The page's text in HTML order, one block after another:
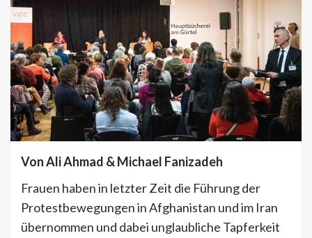
Von Ali Ahmad & Michael Fanizadeh
Frauen haben in letzter Zeit die Führung der
Protestbewegungen in Afghanistan und im Iran
übernommen und dabei unglaubliche Tapferkeit